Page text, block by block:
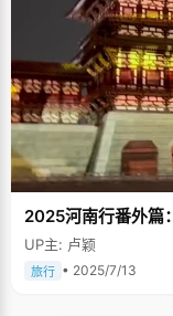
2025河南行番外篇
UP主: 卢颖
旅行 • 2025/7/13